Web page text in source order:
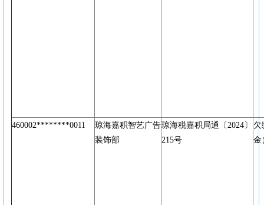
460002********0011
琼海嘉积智艺广告
装饰部
琼海税嘉积局通〔2024〕
215号
欠
金